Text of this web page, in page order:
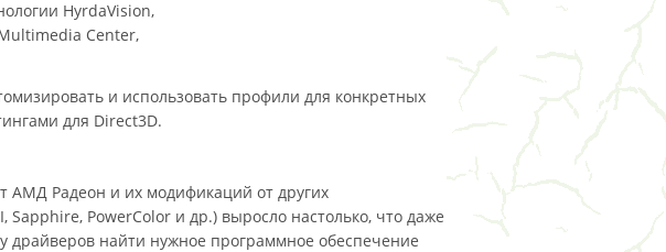
HyrdaVision,
Center,
и использовать профили для конкретных
для Direct3D.
АМД Радеон и их модификаций от других
Sapphire, PowerColor и др.) выросло настолько, что даже
драйверов найти нужное программное обеспечение